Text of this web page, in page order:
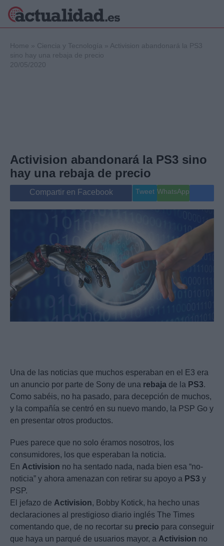
Internacional
Viajes
Gente
Musica
Home » Ciencia y Tecnología » Activision abandonará la PS3
sino hay una rebaja de precio
20/05/2020
Activision abandonará la PS3 sino
hay una rebaja de precio
Compartir en Facebook Tweet WhatsApp
Una de las noticias que muchos esperaban en el E3 era
un anuncio por parte de Sony de una rebaja de la PS3.
Como sabéis, no ha pasado, para decepción de muchos,
y la compañía se centró en su nuevo mando, la PSP Go y
en presentar otros productos.
Pues parece que no solo éramos nosotros, los
consumidores, los que esperaban la noticia.
En Activision no ha sentado nada, nada bien esa “no-
noticia” y ahora amenazan con retirar su apoyo a PS3 y
PSP.
El jefazo de Activision, Bobby Kotick, ha hecho unas
declaraciones al prestigioso diario inglés The Times
comentando que, de no recortar su precio para conseguir
que haya un parqué de usuarios mayor, a Activision no